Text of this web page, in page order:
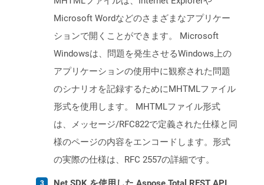
Microsoft Wordなどのさまざまなアプリケー
ションで開くことができます。 Microsoft
Windowsは、問題を発生させるWindows上の
アプリケーションの使用中に観察された問題
のシナリオを記録するためにMHTMLファイル
形式を使用します。 MHTMLファイル形式
は、メッセージ/RFC822で定義された仕様と同
様のページの内容をエンコードします。形式
の実際の仕様は、RFC 2557の詳細です。